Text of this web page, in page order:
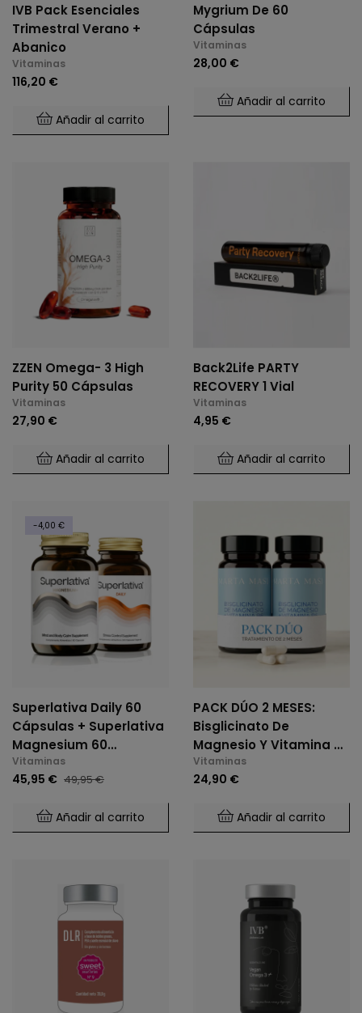
IVB Pack Esenciales
Trimestral Verano +
Abanico
Vitaminas
116,20 €
Añadir al carrito
Mygrium De 60
Cápsulas
Vitaminas
28,00 €
Añadir al carrito
ZZEN Omega- 3 High
Purity 50 Cápsulas
Vitaminas
27,90 €
Añadir al carrito
Back2Life PARTY
RECOVERY 1 Vial
Vitaminas
4,95 €
Añadir al carrito
-4,00 €
Superlativa Daily 60
Cápsulas + Superlativa
Magnesium 60
Cápsulas
Vitaminas
45,95 € 49,95 €
Añadir al carrito
PACK DÚO 2 MESES:
Bisglicinato De
Magnesio Y Vitamina B6
(2 X 60 Cáps.)
Vitaminas
24,90 €
Añadir al carrito